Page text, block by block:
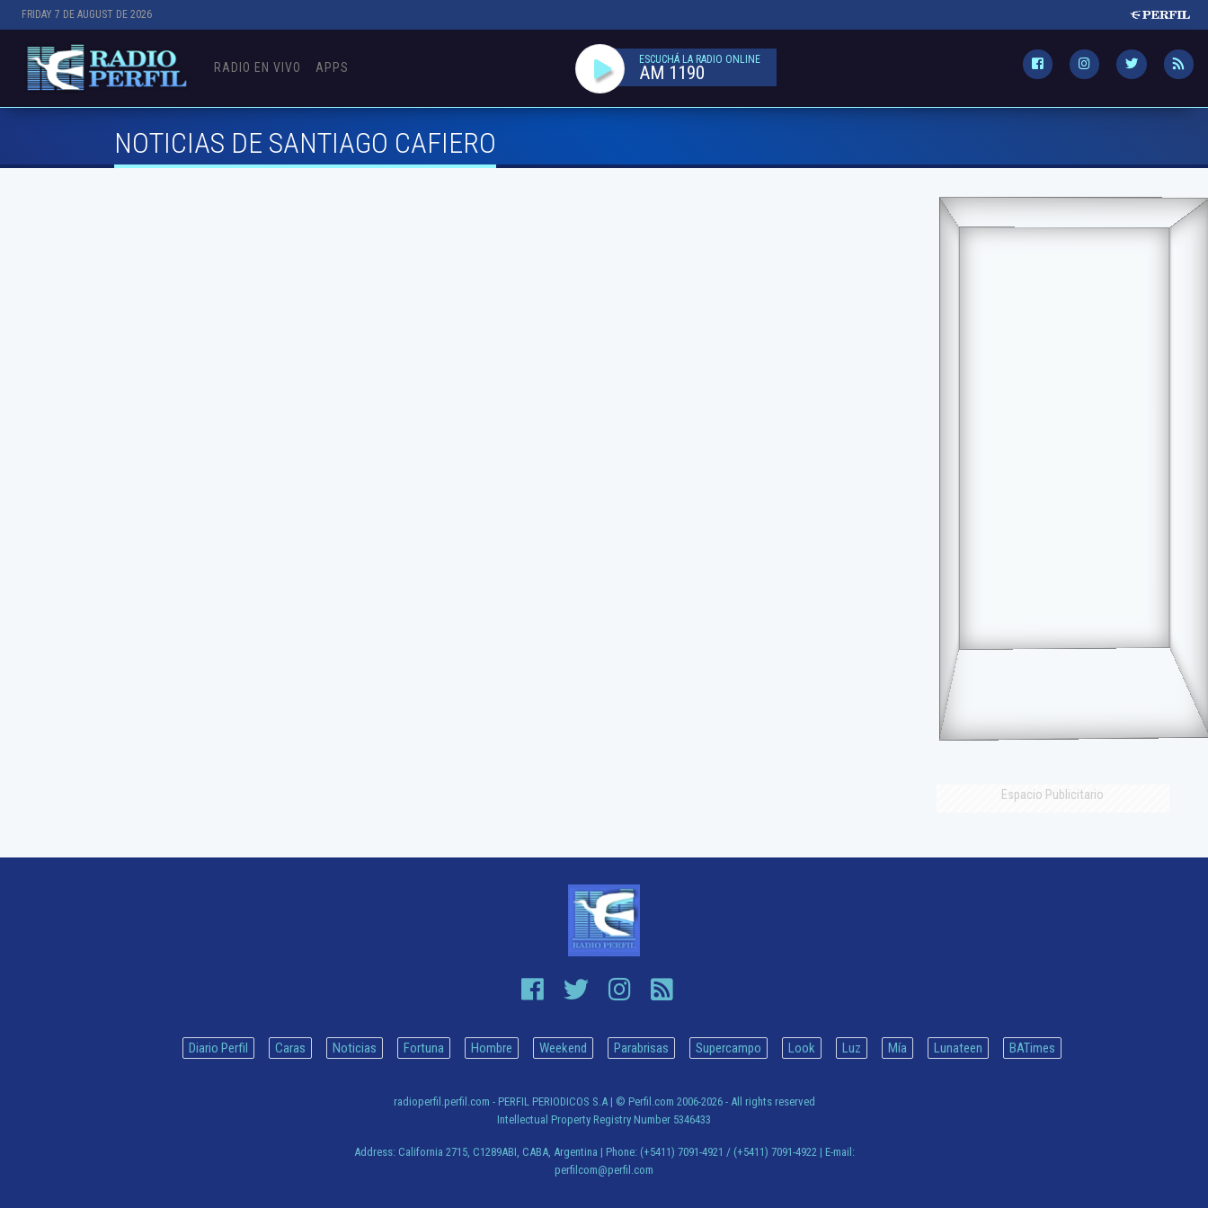
FRIDAY 7 DE AUGUST DE 2026
RADIO EN VIVO APPS
ESCUCHÁ LA RADIO ONLINE
AM 1190
NOTICIAS DE SANTIAGO CAFIERO
Espacio Publicitario
Diario Perfil Caras Noticias Fortuna Hombre Weekend Parabrisas Supercampo Look Luz Mía Lunateen BATimes
radioperfil.perfil.com - PERFIL PERIODICOS S.A| © Perfil.com 2006-2026 - All rights reserved
Intellectual Property Registry Number 5346433
Address: California 2715, C1289ABI, CABA, Argentina | Phone: (+5411) 7091-4921 / (+5411) 7091-4922| E-mail:
perfilcom@perfil.com